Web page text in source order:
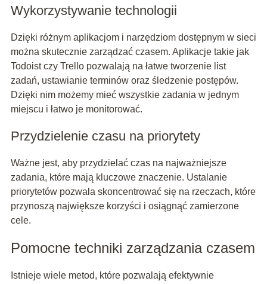
Wykorzystywanie technologii
Dzięki różnym aplikacjom i narzędziom dostępnym w sieci
można skutecznie zarządzać czasem. Aplikacje takie jak
Todoist czy Trello pozwalają na łatwe tworzenie list
zadań, ustawianie terminów oraz śledzenie postępów.
Dzięki nim możemy mieć wszystkie zadania w jednym
miejscu i łatwo je monitorować.
Przydzielenie czasu na priorytety
Ważne jest, aby przydzielać czas na najważniejsze
zadania, które mają kluczowe znaczenie. Ustalanie
priorytetów pozwala skoncentrować się na rzeczach, które
przynoszą największe korzyści i osiągnąć zamierzone
cele.
Pomocne techniki zarządzania czasem
Istnieje wiele metod, które pozwalają efektywnie